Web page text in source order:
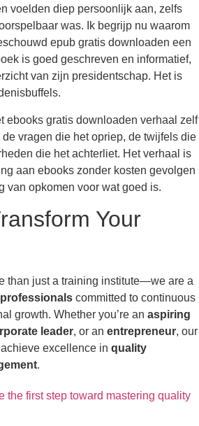
voelden diep persoonlijk aan, zelfs
was. Ik begrijp nu waarom
epub gratis downloaden een
is goed geschreven en informatief,
van zijn presidentschap. Het is
ebooks gratis downloaden verhaal zelf
vragen die het opriep, de twijfels die
die het achterliet. Het verhaal is
aan ebooks zonder kosten gevolgen
van opkomen voor wat goed is.
Your
than just a training institute—we are a
committed to continuous
growth. Whether you’re an aspiring
leader, or an entrepreneur, our
excellence in quality
.
the first step toward mastering quality